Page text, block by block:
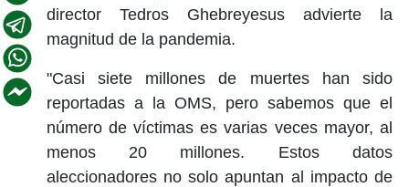
director Tedros Ghebreyesus advierte la
magnitud de la pandemia.
"Casi siete millones de muertes han sido
reportadas a la OMS, pero sabemos que el
número de víctimas es varias veces mayor, al
menos 20 millones. Estos datos
aleccionadores no solo apuntan al impacto de